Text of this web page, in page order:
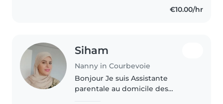
€10.00/hr
Siham
Nanny in Courbevoie
Bonjour Je suis Assistante
parentale au domicile des